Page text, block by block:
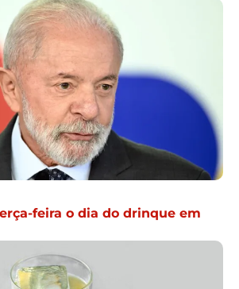
feira o dia do drinque em